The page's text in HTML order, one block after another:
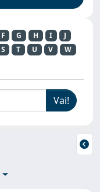
F G H I
J
S T U V
W